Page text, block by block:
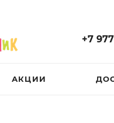
+7
АКЦИИ